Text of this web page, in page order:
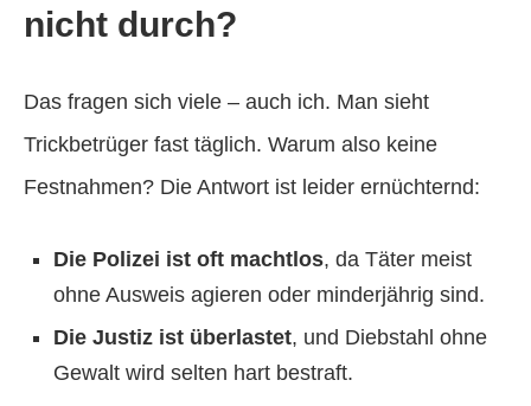
nicht durch?
Das fragen sich viele – auch ich. Man sieht
Trickbetrüger fast täglich. Warum also keine
Festnahmen? Die Antwort ist leider ernüchternd:
Die Polizei ist oft machtlos, da Täter meist
ohne Ausweis agieren oder minderjährig sind.
Die Justiz ist überlastet, und Diebstahl ohne
Gewalt wird selten hart bestraft.